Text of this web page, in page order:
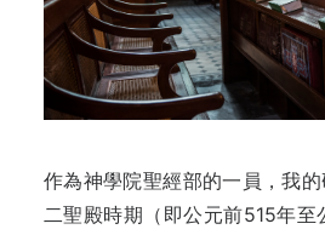
作為神學院聖經部的一員，我
二聖殿時期（即公元前515年至